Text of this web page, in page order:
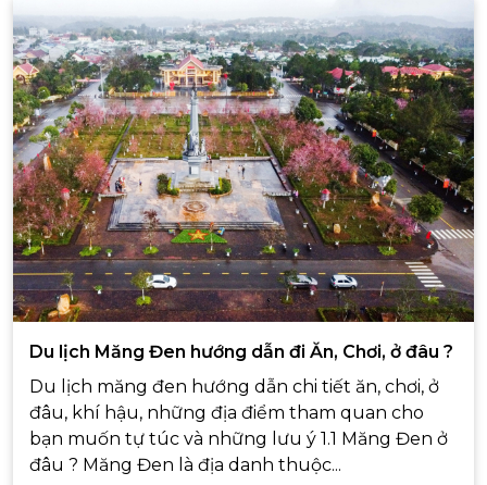
Du lịch Măng Đen hướng dẫn đi Ăn, Chơi, ở đâu ?
Du lịch măng đen hướng dẫn chi tiết ăn, chơi, ở
đâu, khí hậu, những địa điểm tham quan cho
bạn muốn tự túc và những lưu ý 1.1 Măng Đen ở
đâu ? Măng Đen là địa danh thuộc...